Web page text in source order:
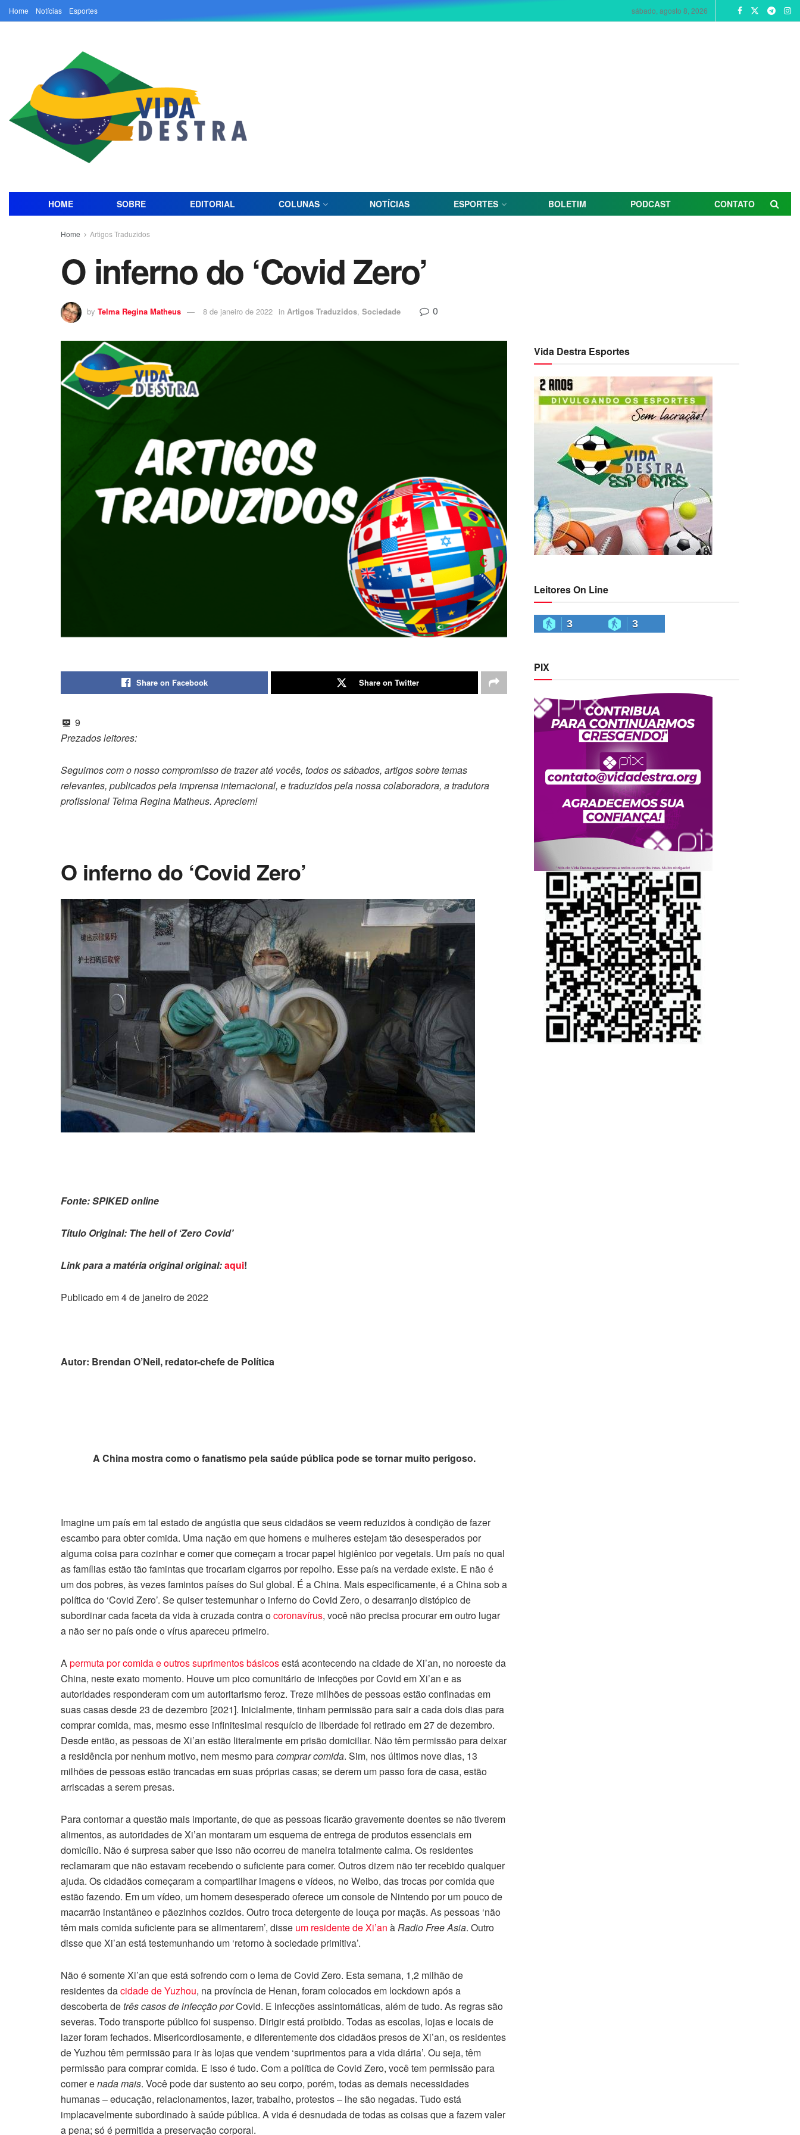
Home Notícias Esportes sábado, agosto 8, 2026
HOME SOBRE EDITORIAL COLUNAS NOTÍCIAS ESPORTES BOLETIM PODCAST CONTATO
Home Artigos Traduzidos
O inferno do ‘Covid Zero’
by Telma Regina Matheus 8 de janeiro de 2022 in Artigos Traduzidos, Sociedade 0
Share on Facebook Share on Twitter
9
Prezados leitores:
Seguimos com o nosso compromisso de trazer até vocês, todos os sábados, artigos sobre temas
relevantes, publicados pela imprensa internacional, e traduzidos pela nossa colaboradora, a tradutora
profissional Telma Regina Matheus. Apreciem!
O inferno do ‘Covid Zero’
Fonte: SPIKED online
Título Original: The hell of ‘Zero Covid’
Link para a matéria original original:aqui!
Publicado em 4 de janeiro de 2022
Autor: Brendan O’Neil, redator-chefe de Política
A China mostra como o fanatismo pela saúde pública pode se tornar muito perigoso.
Imagine um país em tal estado de angústia que seus cidadãos se veem reduzidos à condição de fazer
escambo para obter comida. Uma nação em que homens e mulheres estejam tão desesperados por
alguma coisa para cozinhar e comer que começam a trocar papel higiênico por vegetais. Um país no qual
as famílias estão tão famintas que trocariam cigarros por repolho. Esse país na verdade existe. E não é
um dos pobres, às vezes famintos países do Sul global. É a China. Mais especificamente, é a China sob a
política do ‘Covid Zero’. Se quiser testemunhar o inferno do Covid Zero, o desarranjo distópico de
subordinar cada faceta da vida à cruzada contra ocoronavírus, você não precisa procurar em outro lugar
a não ser no país onde o vírus apareceu primeiro.
Apermuta por comida e outros suprimentos básicosestá acontecendo na cidade de Xi’an, no noroeste da
China, neste exato momento. Houve um pico comunitário de infecções por Covid em Xi’an e as
autoridades responderam com um autoritarismo feroz. Treze milhões de pessoas estão confinadas em
suas casas desde 23 de dezembro [2021]. Inicialmente, tinham permissão para sair a cada dois dias para
comprar comida, mas, mesmo esse infinitesimal resquício de liberdade foi retirado em 27 de dezembro.
Desde então, as pessoas de Xi’an estão literalmente em prisão domiciliar. Não têm permissão para deixar
a residência por nenhum motivo, nem mesmo paracomprar comida. Sim, nos últimos nove dias, 13
milhões de pessoas estão trancadas em suas próprias casas; se derem um passo fora de casa, estão
arriscadas a serem presas.
Para contornar a questão mais importante, de que as pessoas ficarão gravemente doentes se não tiverem
alimentos, as autoridades de Xi’an montaram um esquema de entrega de produtos essenciais em
domicílio. Não é surpresa saber que isso não ocorreu de maneira totalmente calma. Os residentes
reclamaram que não estavam recebendo o suficiente para comer. Outros dizem não ter recebido qualquer
ajuda. Os cidadãos começaram a compartilhar imagens e vídeos, no Weibo, das trocas por comida que
estão fazendo. Em um vídeo, um homem desesperado oferece um console de Nintendo por um pouco de
macarrão instantâneo e pãezinhos cozidos. Outro troca detergente de louça por maçãs. As pessoas ‘não
têm mais comida suficiente para se alimentarem’, disse um residente de Xi’an àRadio Free Asia. Outro
disse que Xi’an está testemunhando um ‘retorno à sociedade primitiva’.
Não é somente Xi’an que está sofrendo com o lema de Covid Zero. Esta semana, 1,2 milhão de
residentes dacidade de Yuzhou, na província de Henan, foram colocados em lockdown após a
descoberta detrês casos de infecção porCovid. E infecções assintomáticas, além de tudo. As regras são
severas. Todo transporte público foi suspenso. Dirigir está proibido. Todas as escolas, lojas e locais de
lazer foram fechados. Misericordiosamente, e diferentemente dos cidadãos presos de Xi’an, os residentes
de Yuzhou têm permissão para ir às lojas que vendem ‘suprimentos para a vida diária’. Ou seja, têm
permissão para comprar comida. E isso é tudo. Com a política de Covid Zero, você tem permissão para
comer enada mais. Você pode dar sustento ao seu corpo, porém, todas as demais necessidades
humanas – educação, relacionamentos, lazer, trabalho, protestos – lhe são negadas. Tudo está
implacavelmente subordinado à saúde pública. A vida é desnudada de todas as coisas que a fazem valer
a pena; só é permitida a preservação corporal.
Vida Destra Esportes
Leitores On Line
3 3
PIX